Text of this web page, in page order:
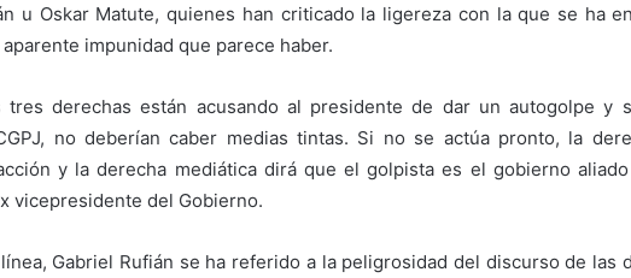
u Oskar Matute, quienes han criticado la ligereza con la que se ha
impunidad que parece haber.
tres derechas están acusando al presidente de dar un autogolpe y
no deberían caber medias tintas. Si no se actúa pronto, la
y la derecha mediática dirá que el golpista es el gobierno
vicepresidente del Gobierno.
Gabriel Rufián se ha referido a la peligrosidad del discurso de las